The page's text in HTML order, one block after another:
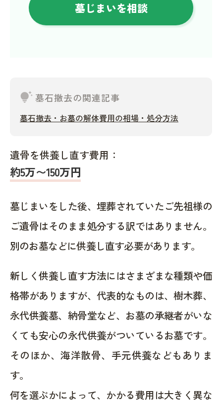
墓じまいを相談
tips_and_updates墓石撤去の関連記事
墓石撤去・お墓の解体費用の相場・処分方法
遺骨を供養し直す費用：
約5万〜150万円
墓じまいをした後、埋葬されていたご先祖様の
ご遺骨はそのまま処分する訳ではありません。
別のお墓などに供養し直す必要があります。
新しく供養し直す方法にはさまざまな種類や価
格帯がありますが、代表的なものは、樹木葬、
永代供養墓、納骨堂など、お墓の承継者がいな
くても安心の永代供養がついているお墓です。
そのほか、海洋散骨、手元供養などもありま
す。
何を選ぶかによって、かかる費用は大きく異な